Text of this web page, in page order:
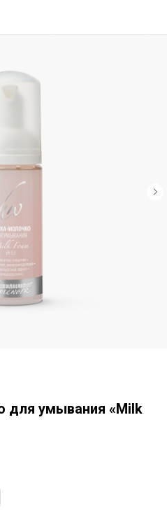
для умывания «Milk